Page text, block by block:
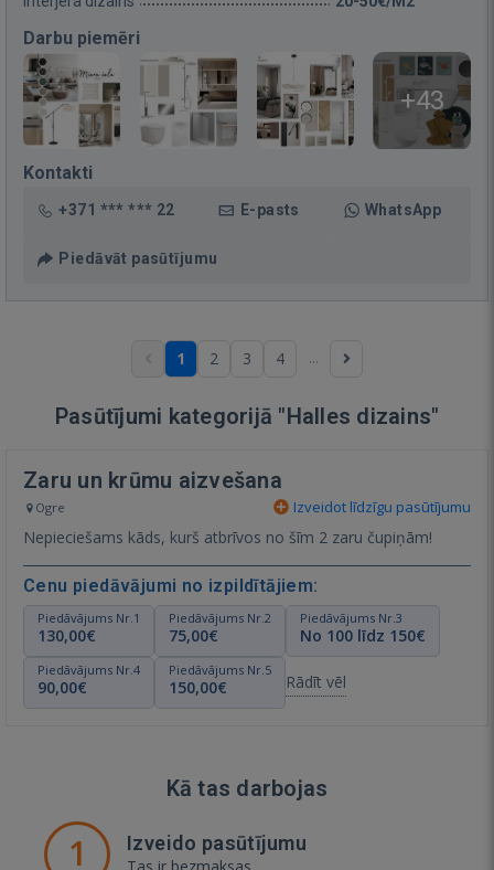
Darbu piemēri
+43
Kontakti
+371 *** *** 22 E-pasts WhatsApp
Piedāvāt pasūtījumu
1 2 3 4 ...
Pasūtījumi kategorijā "Halles dizains"
Zaru un krūmu aizvešana
Ogre Izveidot līdzīgu pasūtījumu
Nepieciešams kāds, kurš atbrīvos no šīm 2 zaru čupiņām!
Cenu piedāvājumi no izpildītājiem:
Piedāvājums Nr.1
130,00€
Piedāvājums Nr.2
75,00€
Piedāvājums Nr.3
No 100 līdz 150€
Piedāvājums Nr.4
90,00€
Piedāvājums Nr.5
150,00€ Rādīt vēl
Kā tas darbojas
1 Izveido pasūtījumu
Tas ir bezmaksas